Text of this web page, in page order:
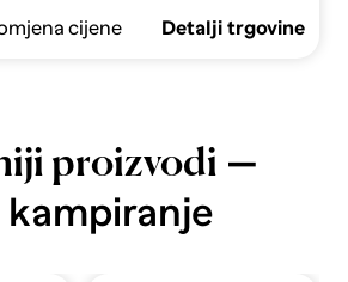
cijene Detalji trgovine
proizvodi —
kampiranje